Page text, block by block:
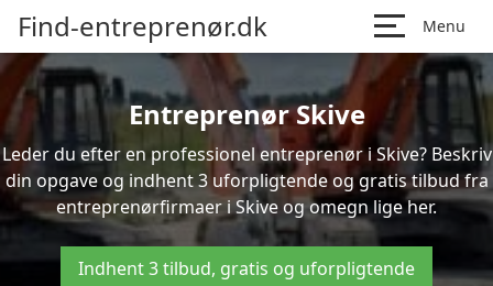
Find-entreprenør.dk Menu
Entreprenør Skive
Leder du efter en professionel entreprenør i Skive? Beskriv
din opgave og indhent 3 uforpligtende og gratis tilbud fra
entreprenørfirmaer i Skive og omegn lige her.
Indhent 3 tilbud, gratis og uforpligtende